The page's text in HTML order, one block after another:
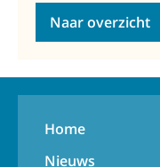
Naar overzicht
Home
Nieuws